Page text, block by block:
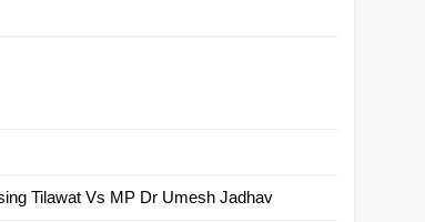
Tilawat Vs MP Dr Umesh Jadhav